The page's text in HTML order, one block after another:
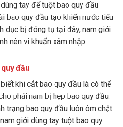
tay để tuột bao quy đầu
bao quy đầu tạo khiến nước tiểu
dục bị đóng tụ tại đây, nam giới
nên vi khuẩn xâm nhập.
quy đầu
khi cắt bao quy đầu là có thể
phái nam bị hẹp bao quy đầu.
trạng bao quy đầu luôn ôm chặt
giới dùng tay tuột bao quy